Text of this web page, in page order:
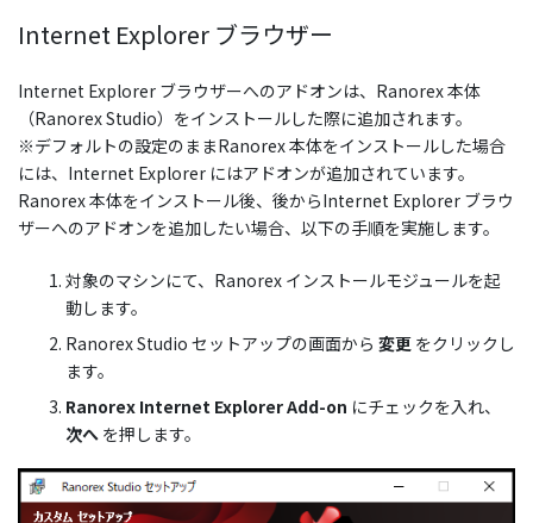
Internet Explorer ブラウザー
Internet Explorer ブラウザーへのアドオンは、Ranorex 本体
（Ranorex Studio）をインストールした際に追加されます。
※デフォルトの設定のままRanorex 本体をインストールした場合
には、Internet Explorer にはアドオンが追加されています。
Ranorex 本体をインストール後、後からInternet Explorer ブラウ
ザーへのアドオンを追加したい場合、以下の手順を実施します。
対象のマシンにて、Ranorex インストールモジュールを起
動します。
Ranorex Studio セットアップの画面から 変更 をクリックし
ます。
Ranorex Internet Explorer Add-on にチェックを入れ、
次へ を押します。